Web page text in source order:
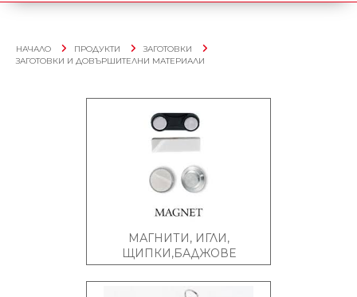
НАЧАЛО ПРОДУКТИ
ЗАГОТОВКИ
ЗАГОТОВКИ И ДОВЪРШИТЕЛНИ МАТЕРИАЛИ
МАГНИТИ, ИГЛИ,
ЩИПКИ,БАДЖОВЕ